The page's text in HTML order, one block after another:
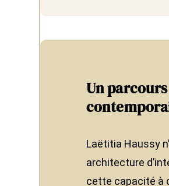
Un
Laëtitia Haussy
architecture
cette capacité à